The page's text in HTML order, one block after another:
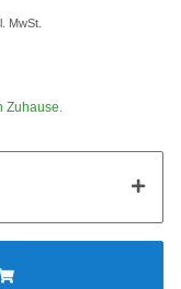
MwSt.
Zuhause.